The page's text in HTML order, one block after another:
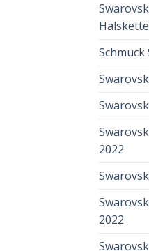
Halskette
Schmuck
2022
2022